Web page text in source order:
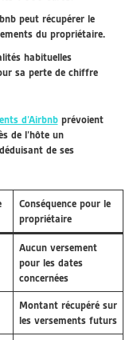
peut récupérer le
du propriétaire.
habituelles
sa perte de chiffre
d’Airbnbprévoient
de l’hôte un
de ses
Conséquence pour le
propriétaire
Aucun versement
pour les dates
concernées
Montant récupéré sur
les versements futurs